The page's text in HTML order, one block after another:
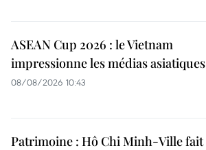
ASEAN Cup 2026 : le Vietnam
impressionne les médias asiatiques
08/08/2026 10:43
Patrimoine : Hô Chi Minh-Ville fait